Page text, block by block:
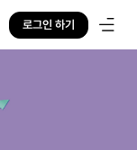
로그인 하기